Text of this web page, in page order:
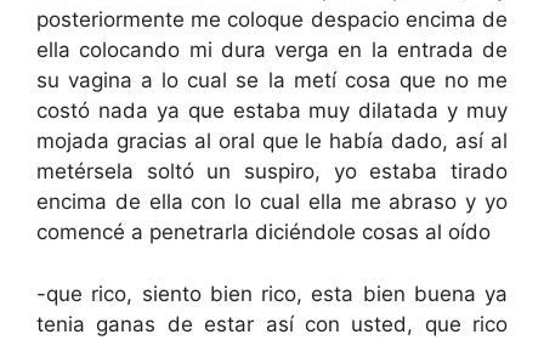
posteriormente me coloque despacio encima de
ella colocando mi dura verga en la entrada de
su vagina a lo cual se la metí cosa que no me
costó nada ya que estaba muy dilatada y muy
mojada gracias al oral que le había dado, así al
metérsela soltó un suspiro, yo estaba tirado
encima de ella con lo cual ella me abraso y yo
comencé a penetrarla diciéndole cosas al oído
-que rico, siento bien rico, esta bien buena ya
tenia ganas de estar así con usted, que rico